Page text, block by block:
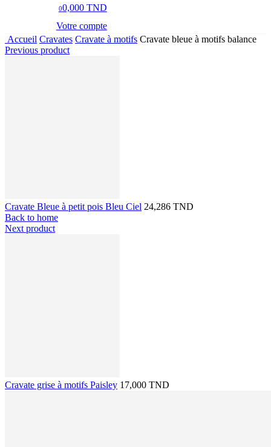
00,000 TND
Votre compte
Accueil Cravates Cravate à motifs Cravate bleue à motifs balance
Previous product
Cravate Bleue à petit pois Bleu Ciel 24,286 TND
Back to home
Next product
Cravate grise à motifs Paisley 17,000 TND